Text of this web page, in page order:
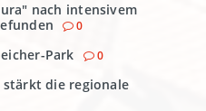
nach intensivem
0
Park 0
die regionale